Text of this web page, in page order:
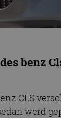
benz
CLS
werd